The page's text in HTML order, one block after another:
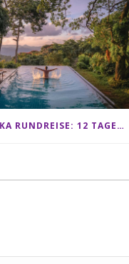
SRI LANKA RUNDREISE: 12 TAGE ZWISCHEN ELEFANTEN, TEEPLANTAGEN & STRAND ALS FAMILIE